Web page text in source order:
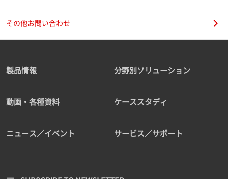
その他お問い合わせ
製品情報 分野別ソリューション
動画・各種資料 ケーススタディ
ニュース／イベント サービス／サポート